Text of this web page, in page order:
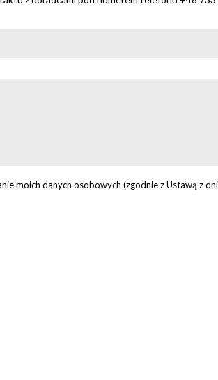
moich danych osobowych (zgodnie z Ustawą z